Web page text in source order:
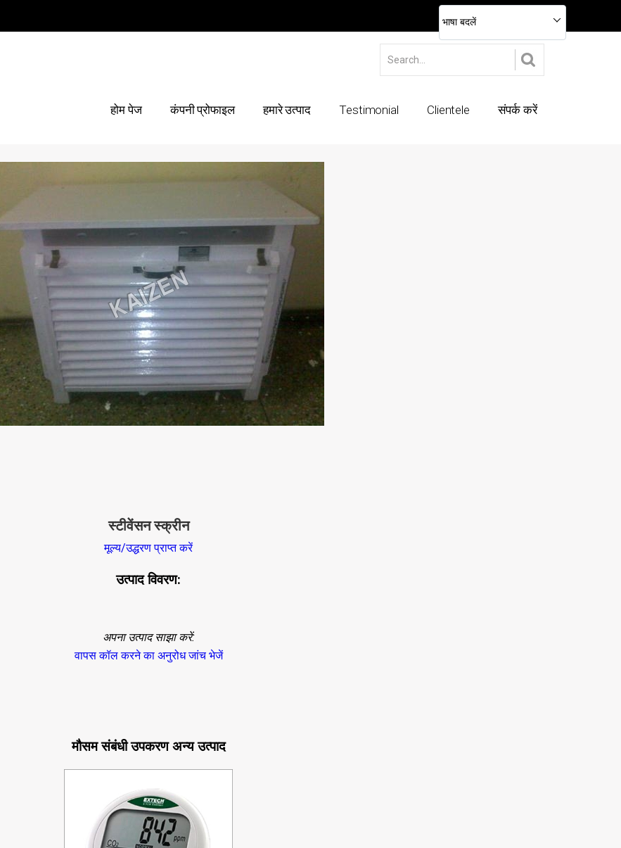
भाषा बदलें
होम पेज कंपनी प्रोफाइल हमारे उत्पाद Testimonial Clientele संपर्क करें
स्टीवेंसन स्क्रीन
मूल्य/उद्धरण प्राप्त करें
उत्पाद विवरण:
अपना उत्पाद साझा करें:
वापस कॉल करने का अनुरोध जांच भेजें
मौसम संबंधी उपकरण अन्य उत्पाद